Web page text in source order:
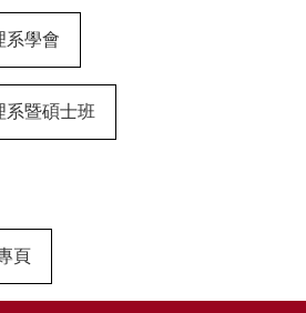
系學會
系暨碩士班
頁